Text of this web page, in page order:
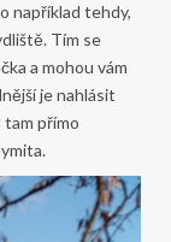
například tehdy,
Tím se
a mohou vám
je nahlásit
tam přímo